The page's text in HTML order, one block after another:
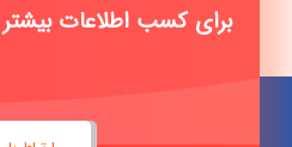
برای کسب اطلاعات بیشتر